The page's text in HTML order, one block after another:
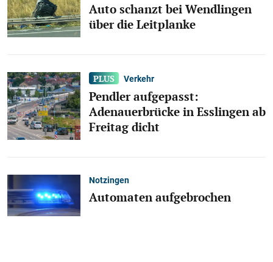
Auto schanzt bei Wendlingen
über die Leitplanke
Verkehr
Pendler aufgepasst:
Adenauerbrücke in Esslingen ab
Freitag dicht
Notzingen
Automaten aufgebrochen